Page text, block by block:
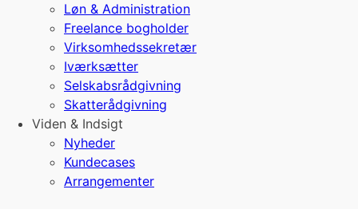
Løn & Administration
Freelance bogholder
Virksomhedssekretær
Iværksætter
Selskabsrådgivning
Skatterådgivning
Viden & Indsigt
Nyheder
Kundecases
Arrangementer